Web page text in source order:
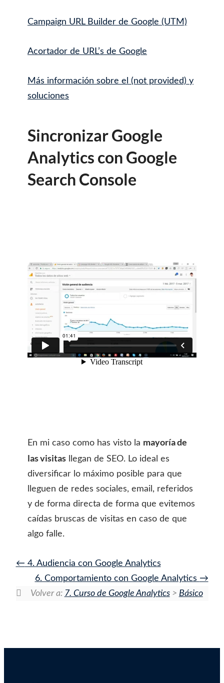
Campaign URL Builder de Google (UTM)
Acortador de URL’s de Google
Más información sobre el (not provided) y
soluciones
Sincronizar Google
Analytics con Google
Search Console
En mi caso como has visto la mayoría de
las visitas llegan de SEO. Lo ideal es
diversificar lo máximo posible para que
lleguen de redes sociales, email, referidos
y de forma directa de forma que evitemos
caídas bruscas de visitas en caso de que
algo falle.
4. Audiencia con Google Analytics
6. Comportamiento con Google Analytics
Volver a: 7. Curso de Google Analytics> Básico